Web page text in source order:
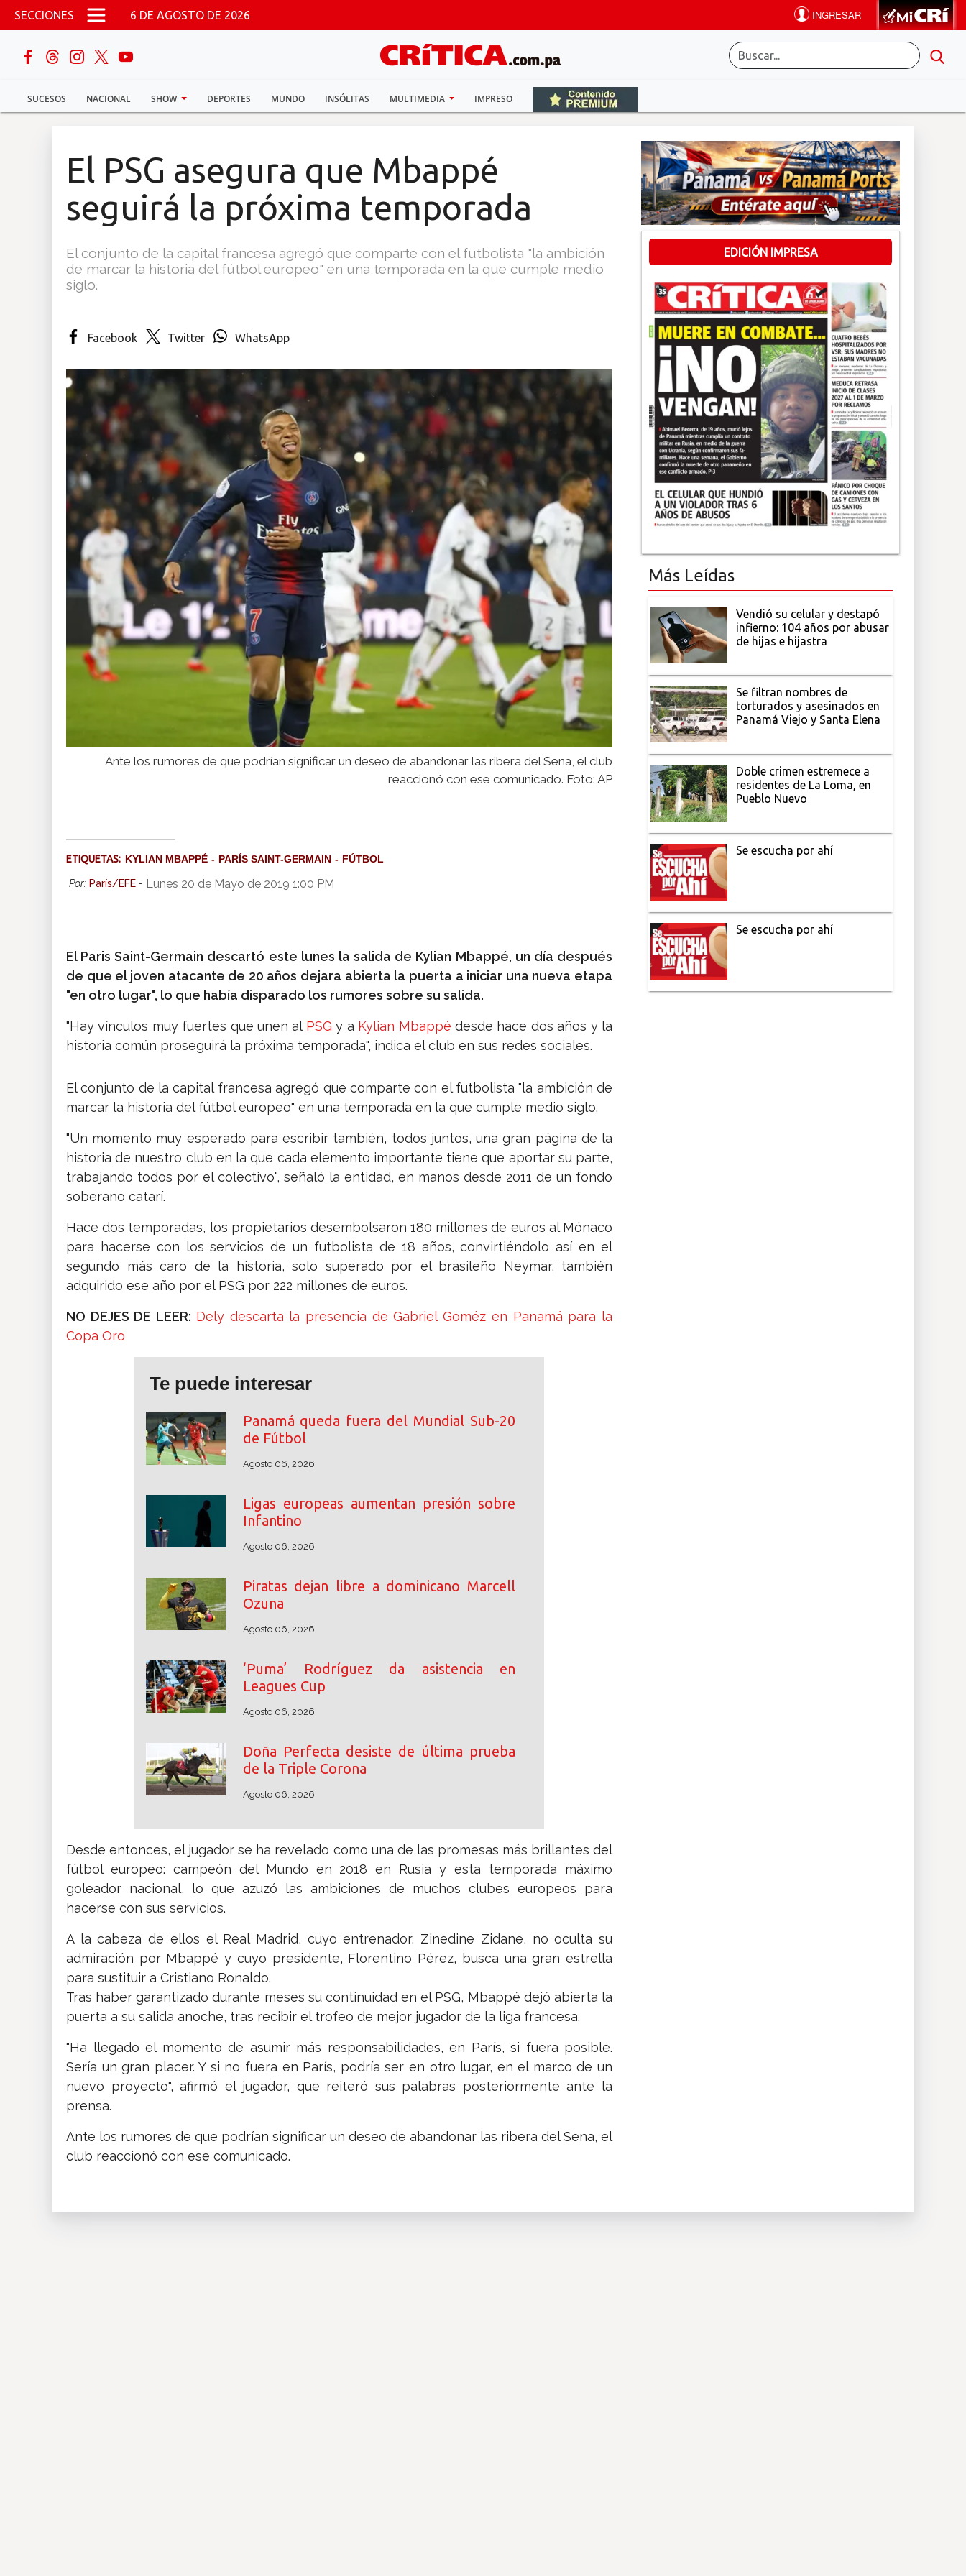
Pasar al contenido principal
SECCIONES 6 DE AGOSTO DE 2026
SUCESOS NACIONAL SHOW DEPORTES MUNDO INSÓLITAS MULTIMEDIA IMPRESO
buscar
Sucesos
Multimedia
El PSG asegura que Mbappé
seguirá la próxima temporada
El conjunto de la capital francesa agregó que comparte con el futbolista "la ambición
de marcar la historia del fútbol europeo" en una temporada en la que cumple medio
siglo.
Facebook Twitter WhatsApp
Ante los rumores de que podrían significar un deseo de abandonar las ribera del Sena, el club
reaccionó con ese comunicado. Foto: AP
ETIQUETAS: KYLIAN MBAPPÉ PARÍS SAINT-GERMAIN FÚTBOL
Por: París/EFE - Lunes 20 de Mayo de 2019 1:00 PM
El Paris Saint-Germain descartó este lunes la salida de Kylian Mbappé, un día después
de que el joven atacante de 20 años dejara abierta la puerta a iniciar una nueva etapa
"en otro lugar", lo que había disparado los rumores sobre su salida.
"Hay vínculos muy fuertes que unen al PSG y a Kylian Mbappé desde hace dos años y la
historia común proseguirá la próxima temporada", indica el club en sus redes sociales.
El conjunto de la capital francesa agregó que comparte con el futbolista "la ambición de
marcar la historia del fútbol europeo" en una temporada en la que cumple medio siglo.
"Un momento muy esperado para escribir también, todos juntos, una gran página de la
historia de nuestro club en la que cada elemento importante tiene que aportar su parte,
trabajando todos por el colectivo", señaló la entidad, en manos desde 2011 de un fondo
soberano catarí.
Hace dos temporadas, los propietarios desembolsaron 180 millones de euros al Mónaco
para hacerse con los servicios de un futbolista de 18 años, convirtiéndolo así en el
segundo más caro de la historia, solo superado por el brasileño Neymar, también
adquirido ese año por el PSG por 222 millones de euros.
NO DEJES DE LEER: Dely descarta la presencia de Gabriel Goméz en Panamá para la
Copa Oro
Te puede interesar
Panamá queda fuera del Mundial Sub-20
de Fútbol
Agosto 06, 2026
Ligas europeas aumentan presión sobre
Infantino
Agosto 06, 2026
Piratas dejan libre a dominicano Marcell
Ozuna
Agosto 06, 2026
‘Puma’ Rodríguez da asistencia en
Leagues Cup
Agosto 06, 2026
Doña Perfecta desiste de última prueba
de la Triple Corona
Agosto 06, 2026
Desde entonces, el jugador se ha revelado como una de las promesas más brillantes del
fútbol europeo: campeón del Mundo en 2018 en Rusia y esta temporada máximo
goleador nacional, lo que azuzó las ambiciones de muchos clubes europeos para
hacerse con sus servicios.
A la cabeza de ellos el Real Madrid, cuyo entrenador, Zinedine Zidane, no oculta su
admiración por Mbappé y cuyo presidente, Florentino Pérez, busca una gran estrella
para sustituir a Cristiano Ronaldo.
Tras haber garantizado durante meses su continuidad en el PSG, Mbappé dejó abierta la
puerta a su salida anoche, tras recibir el trofeo de mejor jugador de la liga francesa.
"Ha llegado el momento de asumir más responsabilidades, en París, si fuera posible.
Sería un gran placer. Y si no fuera en París, podría ser en otro lugar, en el marco de un
nuevo proyecto", afirmó el jugador, que reiteró sus palabras posteriormente ante la
prensa.
Ante los rumores de que podrían significar un deseo de abandonar las ribera del Sena, el
club reaccionó con ese comunicado.
EDICIÓN IMPRESA
Más Leídas
Vendió su celular y destapó
infierno: 104 años por abusar
de hijas e hijastra
Se filtran nombres de
torturados y asesinados en
Panamá Viejo y Santa Elena
Doble crimen estremece a
residentes de La Loma, en
Pueblo Nuevo
Se escucha por ahí
Se escucha por ahí